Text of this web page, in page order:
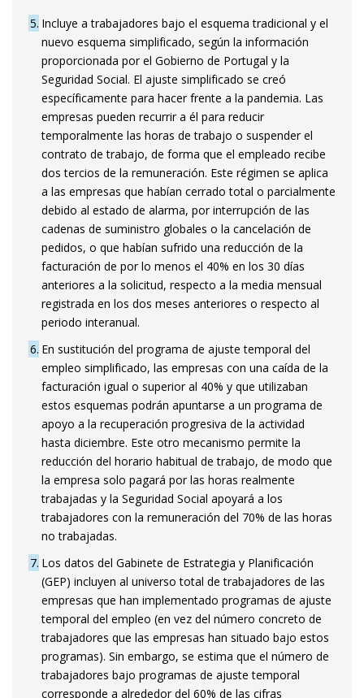
5 Incluye a trabajadores bajo el esquema tradicional y el
nuevo esquema simplificado, según la información
proporcionada por el Gobierno de Portugal y la
Seguridad Social. El ajuste simplificado se creó
específicamente para hacer frente a la pandemia. Las
empresas pueden recurrir a él para reducir
temporalmente las horas de trabajo o suspender el
contrato de trabajo, de forma que el empleado recibe
dos tercios de la remuneración. Este régimen se aplica
a las empresas que habían cerrado total o parcialmente
debido al estado de alarma, por interrupción de las
cadenas de suministro globales o la cancelación de
pedidos, o que habían sufrido una reducción de la
facturación de por lo menos el 40% en los 30 días
anteriores a la solicitud, respecto a la media mensual
registrada en los dos meses anteriores o respecto al
periodo interanual.
6 En sustitución del programa de ajuste temporal del
empleo simplificado, las empresas con una caída de la
facturación igual o superior al 40% y que utilizaban
estos esquemas podrán apuntarse a un programa de
apoyo a la recuperación progresiva de la actividad
hasta diciembre. Este otro mecanismo permite la
reducción del horario habitual de trabajo, de modo que
la empresa solo pagará por las horas realmente
trabajadas y la Seguridad Social apoyará a los
trabajadores con la remuneración del 70% de las horas
no trabajadas.
7 Los datos del Gabinete de Estrategia y Planificación
(GEP) incluyen al universo total de trabajadores de las
empresas que han implementado programas de ajuste
temporal del empleo (en vez del número concreto de
trabajadores que las empresas han situado bajo estos
programas). Sin embargo, se estima que el número de
trabajadores bajo programas de ajuste temporal
corresponde a alrededor del 60% de las cifras